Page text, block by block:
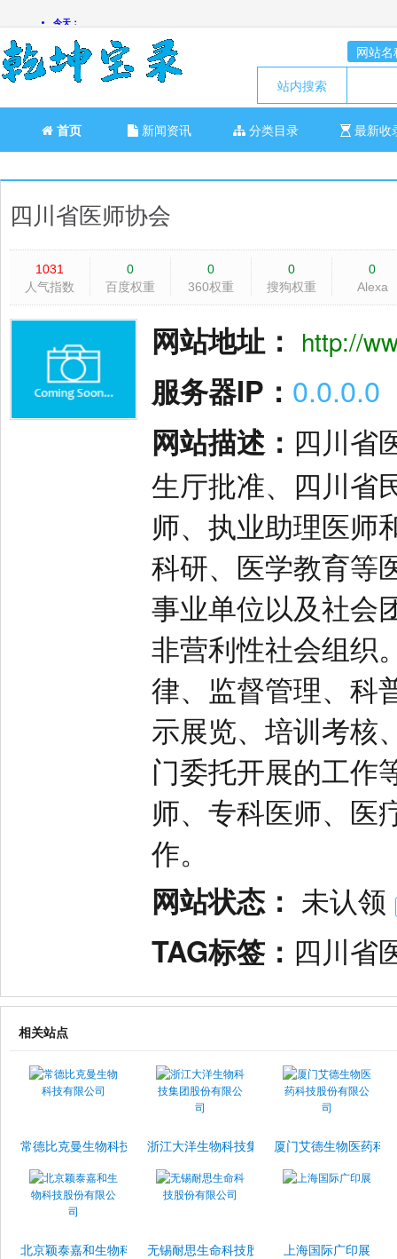
网站名
站内搜索
首页 新闻资讯 分类目录 最新收
四川省医师协会
1031
人气指数
0
百度权重
0
360权重
0
搜狗权重
0
Alexa
网站地址： http://
服务器IP： 0.0.0.0
网站描述： 四川省
生厅批准、四川省
师、执业助理医师
科研、医学教育等
事业单位以及社会
非营利性社会组织
律、监督管理、科
示展览、培训考核
门委托开展的工作
师、专科医师、医
作。
网站状态： 未认领
TAG标签： 四川省
相关站点
常德比克曼生物科技有限公司浙江大洋生物科技集团股份有限公司
厦门艾德生物医药科
北京颖泰嘉和生物科技股份有限公司无锡耐思生命科技股份有限公司上海国际广印展